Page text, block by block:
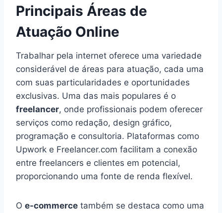
Principais Áreas de
Atuação Online
Trabalhar pela internet oferece uma variedade
considerável de áreas para atuação, cada uma
com suas particularidades e oportunidades
exclusivas. Uma das mais populares é o
freelancer, onde profissionais podem oferecer
serviços como redação, design gráfico,
programação e consultoria. Plataformas como
Upwork e Freelancer.com facilitam a conexão
entre freelancers e clientes em potencial,
proporcionando uma fonte de renda flexível.
O e-commerce também se destaca como uma